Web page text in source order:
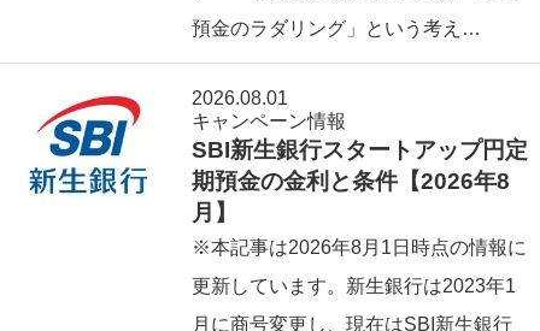
預金のラダリング」という考え…
2026.08.01
キャンペーン情報
SBI新生銀行スタートアップ円定
期預金の金利と条件【2026年8
月】
※本記事は2026年8月1日時点の情報に
更新しています。新生銀行は2023年1
月に商号変更し、現在はSBI新生銀行